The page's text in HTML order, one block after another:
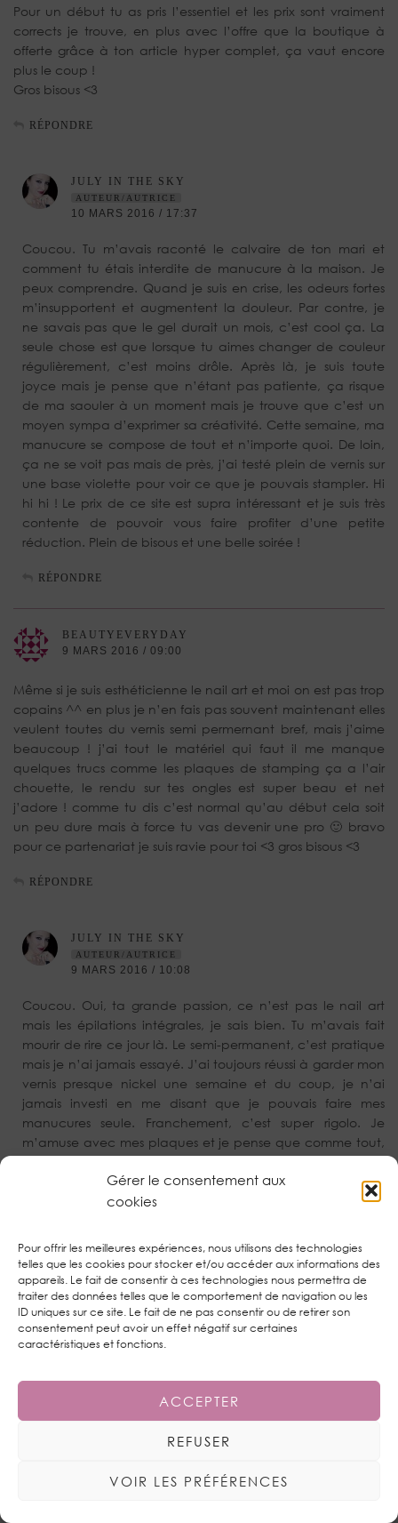
Gérer le consentement aux
cookies
Pour offrir les meilleures expériences, nous utilisons des technologies
telles que les cookies pour stocker et/ou accéder aux informations des
appareils. Le fait de consentir à ces technologies nous permettra de
traiter des données telles que le comportement de navigation ou les
ID uniques sur ce site. Le fait de ne pas consentir ou de retirer son
consentement peut avoir un effet négatif sur certaines
caractéristiques et fonctions.
ACCEPTER
REFUSER
VOIR LES PRÉFÉRENCES
Pour un début tu as pris l’essentiel et les prix sont vraiment
corrects je trouve, en plus avec l’offre que la boutique à
offerte grâce à ton article hyper complet, ça vaut encore
plus le coup !
Gros bisous <3
RÉPONDRE
JULY IN THE SKY
AUTEUR/AUTRICE
10 MARS 2016 / 17:37
Coucou. Tu m’avais raconté le calvaire de ton mari et
comment tu étais interdite de manucure à la maison. Je
peux comprendre. Quand je suis en crise, les odeurs fortes
m’insupportent et augmentent la douleur. Par contre, je
ne savais pas que le gel durait un mois, c’est cool ça. La
seule chose est que lorsque tu aimes changer de couleur
régulièrement, c’est moins drôle. Après là, je suis toute
joyce mais je pense que n’étant pas patiente, ça risque
de ma saouler à un moment mais je trouve que c’est un
moyen sympa d’exprimer sa créativité. Cette semaine, ma
manucure se compose de tout et n’importe quoi. De loin,
ça ne se voit pas mais de près, j’ai testé plein de vernis sur
une base violette pour voir ce que je pouvais stampler. Hi
hi hi ! Le prix de ce site est supra intéressant et je suis très
contente de pouvoir vous faire profiter d’une petite
réduction. Plein de bisous et une belle soirée !
RÉPONDRE
BEAUTYEVERYDAY
9 MARS 2016 / 09:00
Même si je suis esthéticienne le nail art et moi on est pas trop
copains ^^ en plus je n’en fais pas souvent maintenant elles
veulent toutes du vernis semi permernant bref, mais j’aime
beaucoup ! j’ai tout le matériel qui faut il me manque
quelques trucs comme les plaques de stamping ça a l’air
chouette, le rendu sur tes ongles est super beau et net
j’adore ! comme tu dis c’est normal qu’au début cela soit
un peu dure mais à force tu vas devenir une pro 🙂 bravo
pour ce partenariat je suis ravie pour toi <3 gros bisous <3
RÉPONDRE
JULY IN THE SKY
AUTEUR/AUTRICE
9 MARS 2016 / 10:08
Coucou. Oui, ta grande passion, ce n’est pas le nail art
mais les épilations intégrales, je sais bien. Tu m’avais fait
mourir de rire ce jour là. Le semi-permanent, c’est pratique
mais je n’ai jamais essayé. J’ai toujours réussi à garder mon
vernis presque nickel une semaine et du coup, je n’ai
jamais investi en me disant que je pouvais faire mes
manucures seule. Franchement, c’est super rigolo. Je
m’amuse avec mes plaques et je pense que comme tout,
un petit geste pour vous et je suis ravie de pouvoir y
participer. Gros bisous !
BEAUTYEVERYDAY
9 MARS 2016 / 16:46
Mdr ah oui je crois que vous êtes nombreuses à avoir
épilations mais les sourcils, les jambes etc pas trop les
maillots quand-même haha
Gros bisous <3